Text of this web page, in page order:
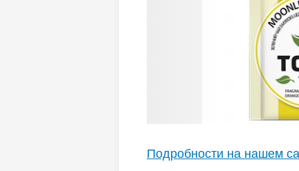
Подробности на нашем